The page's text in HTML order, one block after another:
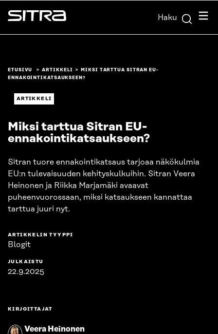
Siirry
suoraan
Sitra Haku
ETUSIVU ARTIKKELI
MIKSI TARTTUA SITRAN EU-
ENNAKOINTIKATSAUKSEEN?
ARTIKKELI
Miksi tarttua Sitran EU-
ennakointikatsaukseen?
Sitran tuore ennakointikatsaus tarjoaa näkökulmia
EU:n tulevaisuuden kehityskulkuihin. Sitran Veera
Heinonen ja Riikka Marjamäki avaavat
puheenvuorossaan, miksi katsaukseen kannattaa
tarttua juuri nyt.
ARTIKKELIN TYYPPI
Blogit
JULKAISTU
22.9.2025
KIRJOITTAJAT
Veera Heinonen